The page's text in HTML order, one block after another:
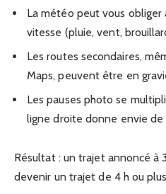
La météo peut vous
vitesse (pluie, vent,
Les routes secondaires,
Maps, peuvent être en
Les pauses photo se
ligne droite donne envie de
Résultat : un trajet annoncé à
devenir un trajet de 4 h ou